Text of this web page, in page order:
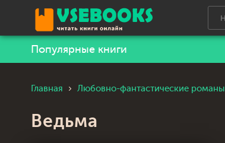
Популярные книги
Главная Любовно-фантастические романы
Ведьма